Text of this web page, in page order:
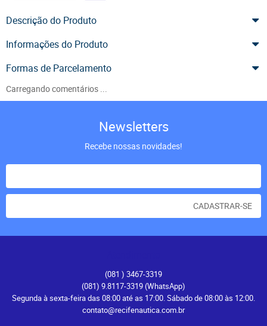
Descrição do Produto
Informações do Produto
Formas de Parcelamento
Carregando comentários ...
Newsletters
Recebe nossas novidades!
CADASTRAR-SE
(081 ) 3467-3319
(081) 9.8117-3319(WhatsApp)
Segunda à sexta-feira das 08:00 até as 17:00. Sábado de 08:00 às 12:00.
contato@recifenautica.com.br